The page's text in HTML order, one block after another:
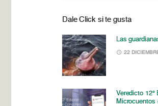
Dale Click si te gusta
Las
22
Veredicto 12°
Microcuentos